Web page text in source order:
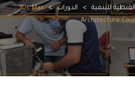
للتنمية > الدورات >
3Ds Max
Architecture